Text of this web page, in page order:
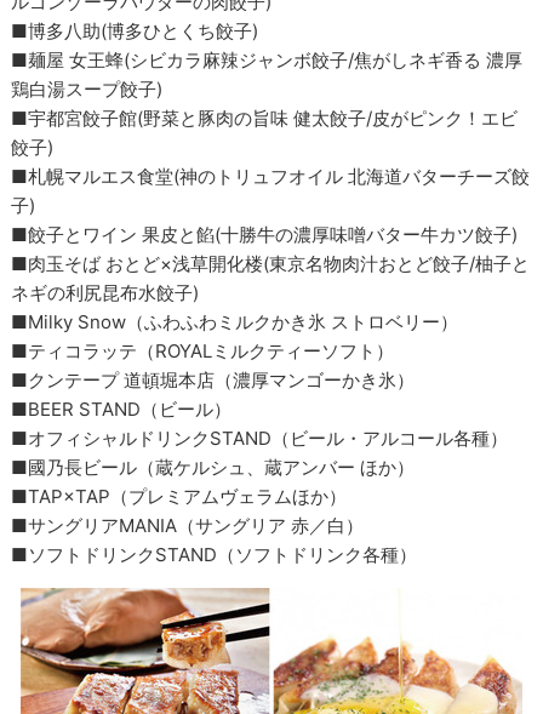
■博多八助(博多ひとくち餃子)
■麺屋 女王蜂(シビカラ麻辣ジャンボ餃子/焦がしネギ香る 濃厚
鶏白湯スープ餃子)
■宇都宮餃子館(野菜と豚肉の旨味 健太餃子/皮がピンク！エビ
餃子)
■札幌マルエス食堂(神のトリュフオイル 北海道バターチーズ餃
子)
■餃子とワイン 果皮と餡(十勝牛の濃厚味噌バター牛カツ餃子)
■肉玉そば おとど×浅草開化楼(東京名物肉汁おとど餃子/柚子と
ネギの利尻昆布水餃子)
■Milky Snow（ふわふわミルクかき氷 ストロベリー）
■ティコラッテ（ROYALミルクティーソフト）
■クンテープ 道頓堀本店（濃厚マンゴーかき氷）
■BEER STAND（ビール）
■オフィシャルドリンクSTAND（ビール・アルコール各種）
■國乃長ビール（蔵ケルシュ、蔵アンバー ほか）
■TAP×TAP（プレミアムヴェラムほか）
■サングリアMANIA（サングリア 赤／白）
■ソフトドリンクSTAND（ソフトドリンク各種）